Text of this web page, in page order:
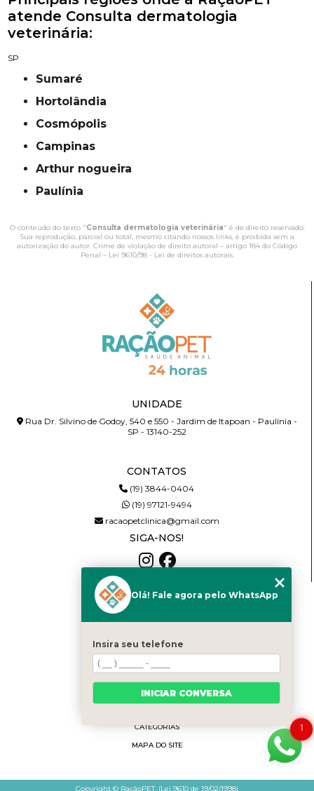
atende Consulta dermatologia
veterinária:
SP
Sumaré
Hortolândia
Cosmópolis
campinas
Arthur nogueira
Paulínia
O conteúdo do texto "Consulta dermatologia veterinária" é de direito reservado.
Sua reprodução, parcial ou total, mesmo citando nossos links, é proibida sem a
autorização do autor. Crime de violação de direito autoral – artigo 184 do Código
Penal – Lei 9610/98 - Lei de direitos autorais.
UNIDADE
Rua Dr. Silvino de Godoy, 540 e 550 - Jardim de Itapoan - Paulínia -
SP - 13140-252
CONTATOS
(19) 3844-0404
(19) 97121-9494
racaopetclinica@gmail.com
SIGA-NOS!
MENU
SERVIÇOS
NOTÍCIAS
PRODUTOS
CATEGORIAS
MAPA DO SITE
Copyright © RaçãoPET. (Lei 9610 de 19/02/1998)
1
Olá! Fale agora pelo WhatsApp
Insira seu telefone
INICIAR CONVERSA